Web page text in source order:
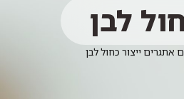
לבן
אתגרים ייצור כחול לבן